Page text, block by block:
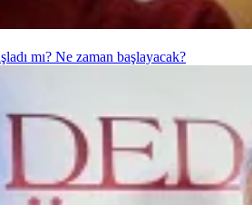
mı? Ne zaman başlayacak?